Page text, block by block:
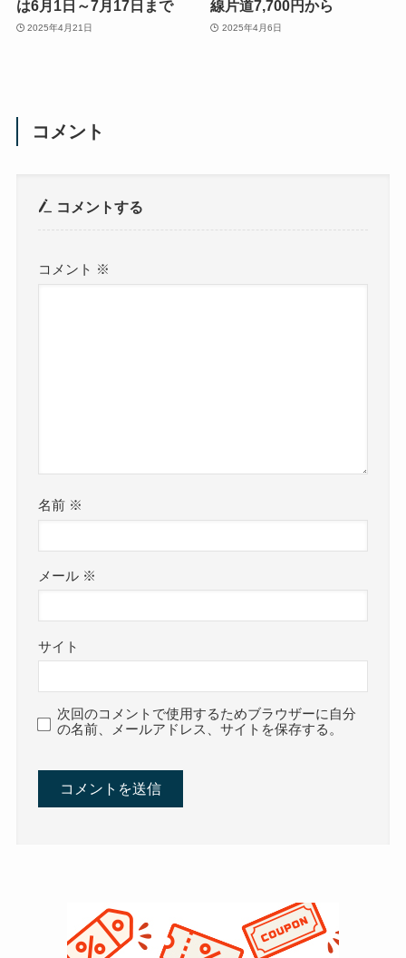
は6月1日～7月17日まで
2025年4月21日
線片道7,700円から
2025年4月6日
コメント
コメントする
コメント ※
名前 ※
メール ※
サイト
次回のコメントで使用するためブラウザーに自分
の名前、メールアドレス、サイトを保存する。